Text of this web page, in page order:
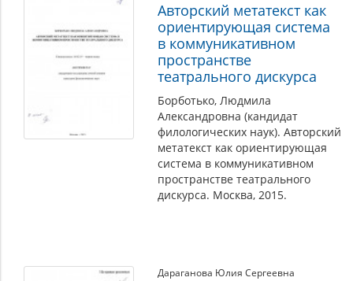
Авторский метатекст как
ориентирующая система
в коммуникативном
пространстве
театрального дискурса
Борботько, Людмила
Александровна (кандидат
филологических наук). Авторский
метатекст как ориентирующая
система в коммуникативном
пространстве театрального
дискурса. Москва, 2015.
Дараганова Юлия Сергеевна